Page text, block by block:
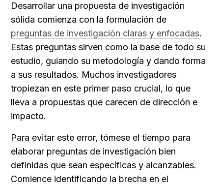
Desarrollar una propuesta de investigación
preguntas de investigación claras y enfocadas.
Estas preguntas sirven como la base de todo su
estudio, guiando su metodología y dando forma
a sus resultados. Muchos investigadores
tropiezan en este primer paso crucial, lo que
lleva a propuestas que carecen de dirección e
impacto.
Para evitar este error, tómese el tiempo para
elaborar preguntas de investigación bien
definidas que sean específicas y alcanzables.
Comience identificando la brecha en el